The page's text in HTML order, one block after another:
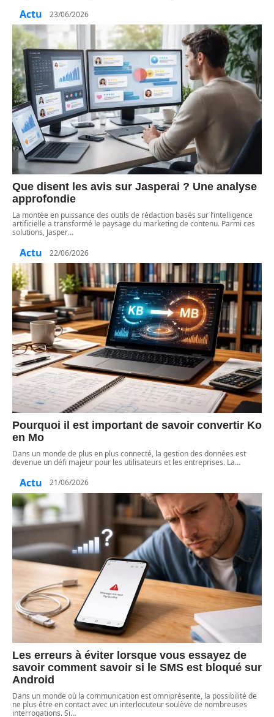
Actu 23/06/2026
Que disent les avis sur Jasperai ? Une analyse
approfondie
La montée en puissance des outils de rédaction basés sur l’intelligence
artificielle a transformé le paysage du marketing de contenu. Parmi ces
solutions, Jasper…
Actu 22/06/2026
Pourquoi il est important de savoir convertir Ko
en Mo
Dans un monde de plus en plus connecté, la gestion des données est
devenue un défi majeur pour les utilisateurs et les entreprises. La…
Actu 21/06/2026
Les erreurs à éviter lorsque vous essayez de
savoir comment savoir si le SMS est bloqué sur
Android
Dans un monde où la communication est omniprésente, la possibilité de
ne plus être en contact avec un interlocuteur soulève de nombreuses
interrogations. Si…